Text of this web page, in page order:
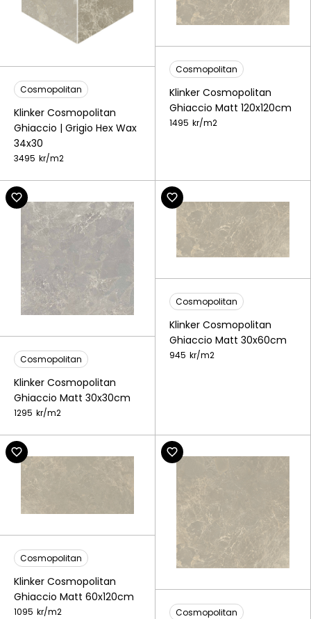
Cosmopolitan
Klinker Cosmopolitan
Ghiaccio | Grigio Hex Wax
34x30
3495 kr/m2
Cosmopolitan
Klinker Cosmopolitan
Ghiaccio Matt 120x120cm
1495 kr/m2
Cosmopolitan
Klinker Cosmopolitan
Ghiaccio Matt 30x30cm
1295 kr/m2
Cosmopolitan
Klinker Cosmopolitan
Ghiaccio Matt 30x60cm
945 kr/m2
Cosmopolitan
Klinker Cosmopolitan
Ghiaccio Matt 60x120cm
1095 kr/m2 Cosmopolitan